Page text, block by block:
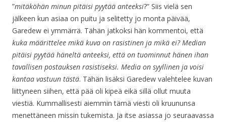
”mitäköhän minun pitäisi pyytää anteeksi?” Siis vielä sen
jälkeen kun asiaa on puitu ja selitetty jo monta päivää,
Garedew ei ymmärrä. Tähän jatkoksi hän kommentoi, että
kuka määrittelee mikä kuva on rasistinen ja mikä ei? Median
pitäisi pyytää häneltä anteeksi, että on tuominnut hänen ihan
tavallisen postauksen rasistiseksi. Media on syyllinen ja voisi
kantaa vastuun tästä. Tähän lisäksi Garedew valehtelee kuvan
liittyneen siihen, että pää oli kipeä eikä sillä ollut muuta
viestiä. Kummallisesti aiemmin tämä viesti oli kruununsa
menettäneen missin tukemista. Ja itse asiassa jo seuraavassa